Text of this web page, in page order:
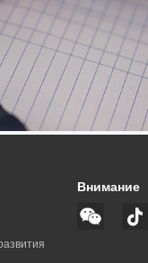
Внимание